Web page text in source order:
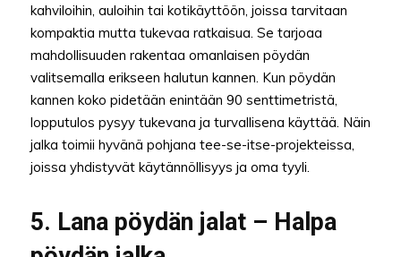
kahviloihin, auloihin tai kotikäyttöön, joissa tarvitaan
kompaktia mutta tukevaa ratkaisua. Se tarjoaa
mahdollisuuden rakentaa omanlaisen pöydän
valitsemalla erikseen halutun kannen. Kun pöydän
kannen koko pidetään enintään 90 senttimetristä,
lopputulos pysyy tukevana ja turvallisena käyttää. Näin
jalka toimii hyvänä pohjana tee-se-itse-projekteissa,
joissa yhdistyvät käytännöllisyys ja oma tyyli.
5. Lana pöydän jalat – Halpa